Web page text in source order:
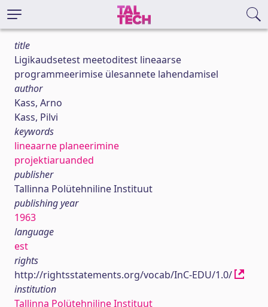
title
Ligikaudsetest meetoditest lineaarse
programmeerimise ülesannete lahendamisel
author
Kass, Arno
Kass, Pilvi
keywords
lineaarne planeerimine
projektiaruanded
publisher
Tallinna Polütehniline Instituut
publishing year
1963
language
est
rights
http://rightsstatements.org/vocab/InC-EDU/1.0/
institution
Tallinna Polütehniline Instituut